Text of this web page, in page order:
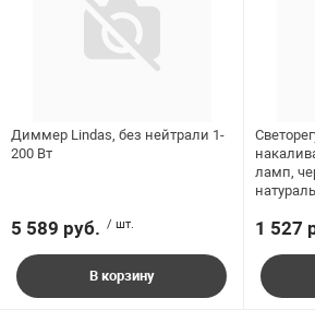
Диммер Lindas, без нейтрали 1-
200 Вт
5 589 руб. / шт.
В корзину
ламп,
1 527